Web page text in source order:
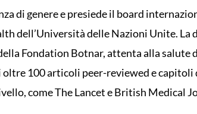
di genere e presiede il board
dell’Università delle Nazioni Unite. La
Fondation Botnar, attenta alla salute
oltre 100 articoli peer-reviewed e
come The Lancet e British Medical